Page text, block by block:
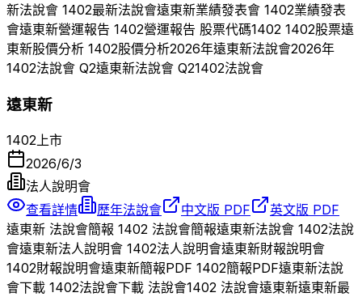
新法說會 1402最新法說會遠東新業績發表會 1402業績發表
會遠東新營運報告 1402營運報告 股票代碼1402 1402股票遠
東新股價分析 1402股價分析2026年遠東新法說會2026年
1402法說會 Q2遠東新法說會 Q21402法說會
遠東新
1402 上市
2026/6/3
法人說明會
查看詳情
歷年法說會 中文版 PDF
英文版 PDF
遠東新 法說會簡報 1402 法說會簡報遠東新法說會 1402法說
會遠東新法人說明會 1402法人說明會遠東新財報說明會
1402財報說明會遠東新簡報PDF 1402簡報PDF遠東新法說
會下載 1402法說會下載 法說會1402 法說會遠東新遠東新最